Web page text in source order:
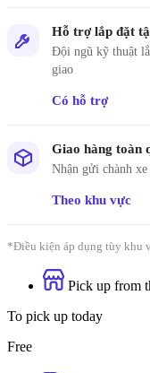
Hỗ trợ lắp đặt
Đội ngũ kỹ thuật
giao
Có hỗ trợ
Giao hàng toàn
Nhận gửi chành
Theo khu vực
*Điều kiện áp dụng tùy khu
Pick up from
To pick up today
Free